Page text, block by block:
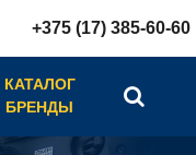
+375 (17) 385-60-60
КАТАЛОГ
БРЕНДЫ